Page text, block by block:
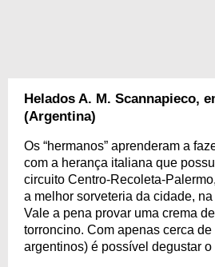
Helados A. M. Scannapieco,
(Argentina)
Os “hermanos” aprenderam a
com a herança italiana que
circuito Centro-Recoleta-
a melhor sorveteria da cidade,
Vale a pena provar uma crema
torroncino. Com apenas cerca
argentinos) é possível degustar o